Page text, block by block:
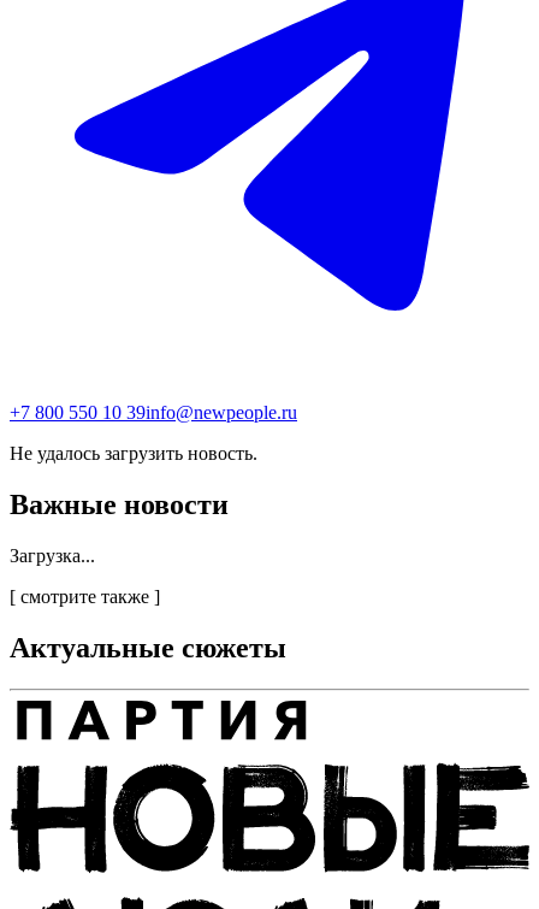
+7 800 550 10 39info@newpeople.ru
Не удалось загрузить новость.
Важные новости
Загрузка...
[ смотрите также ]
Актуальные сюжеты